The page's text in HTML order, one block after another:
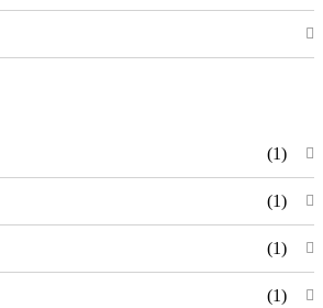
(1)
(1)
(1)
(1)